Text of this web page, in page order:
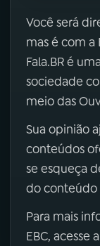
Você será
mas é com a
Fala.BR é
sociedade
meio das
Sua opinião
conteúdos
se esqueça
do conteúdo
Para mais
EBC, acesse